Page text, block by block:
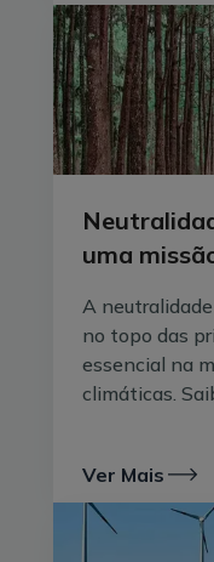
consumos, estes
dependência da
numa poupança na
Apostar na
gestão do consumo
uma garantia de
efeitos são notados
mudanças
em jogo a atração
ecologicamente
em conta pelo
deste ponto de
negócios
vista ambiental e
uma
A
no topo das
essencial na
climáticas.
Ver Mais